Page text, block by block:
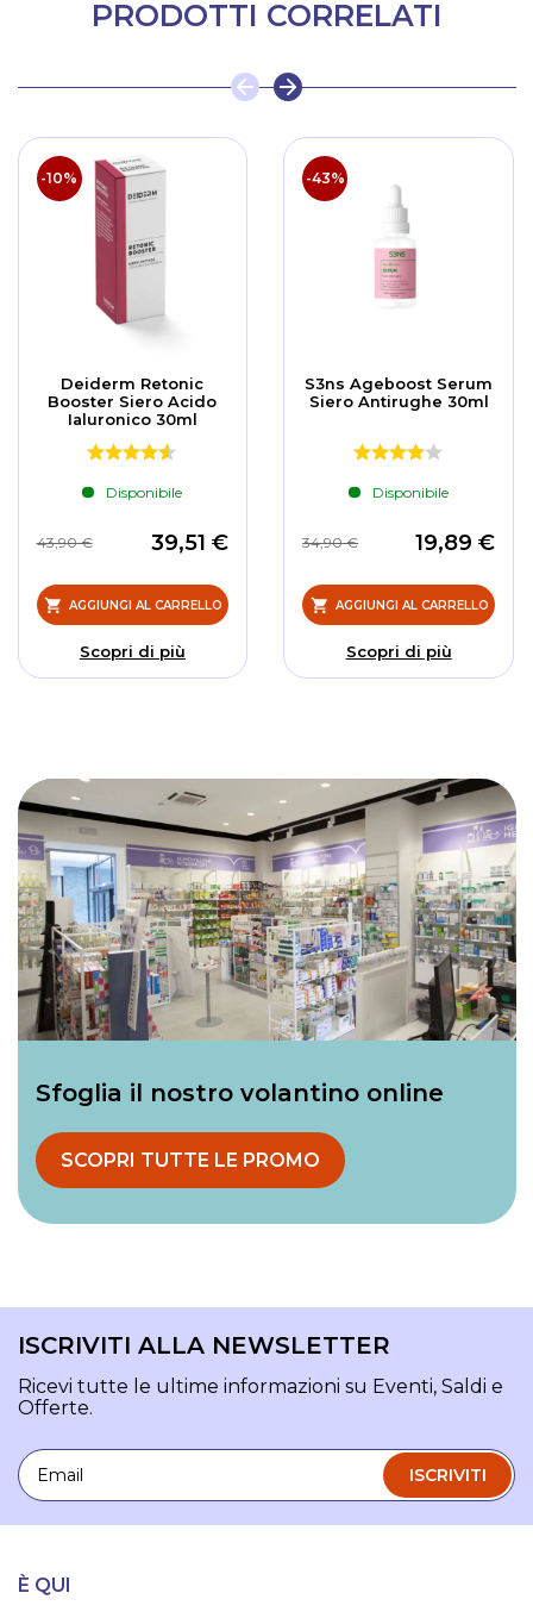
PRODOTTI CORRELATI
-10%
Deiderm Retonic
Booster Siero Acido
Ialuronico 30ml
Disponibile
39,51 €
43,90 €
AGGIUNGI AL CARRELLO
Scopri di più
-43%
S3ns Ageboost Serum
Siero Antirughe 30ml
Disponibile
19,89 €
34,90 €
AGGIUNGI AL CARRELLO
Scopri di più
Sfoglia il nostro volantino online
SCOPRI TUTTE LE PROMO
ISCRIVITI ALLA NEWSLETTER
Ricevi tutte le ultime informazioni su Eventi, Saldi e
Offerte.
Email
ISCRIVITI
È QUI